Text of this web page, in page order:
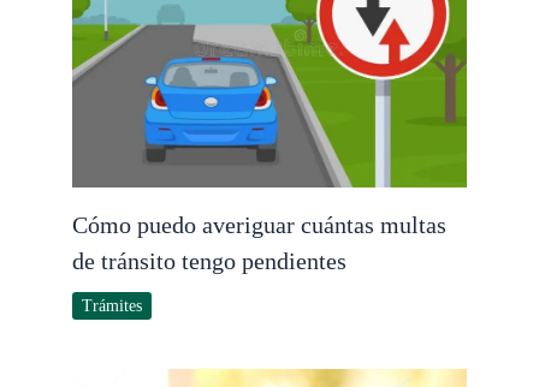
Cómo puedo averiguar cuántas multas
de tránsito tengo pendientes
Trámites